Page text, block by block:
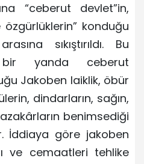
“ceberut devlet”in,
konduğu
sıkıştırıldı. Bu
yanda ceberut
Jakoben laiklik, öbür
dindarların, sağın,
benimsediği
İddiaya göre jakoben
ve cemaatleri tehlike